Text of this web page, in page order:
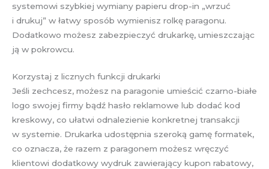
systemowi szybkiej wymiany papieru drop-in „wrzuć
i drukuj” w łatwy sposób wymienisz rolkę paragonu.
Dodatkowo możesz zabezpieczyć drukarkę, umieszczając
ją w pokrowcu.
Korzystaj z licznych funkcji drukarki
Jeśli zechcesz, możesz na paragonie umieścić czarno-białe
logo swojej firmy bądź hasło reklamowe lub dodać kod
kreskowy, co ułatwi odnalezienie konkretnej transakcji
w systemie. Drukarka udostępnia szeroką gamę formatek,
co oznacza, że razem z paragonem możesz wręczyć
klientowi dodatkowy wydruk zawierający kupon rabatowy,